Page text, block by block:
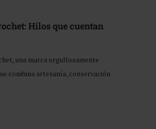
Hilos que cuentan
una marca orgullosamente
combina artesanía, conservación